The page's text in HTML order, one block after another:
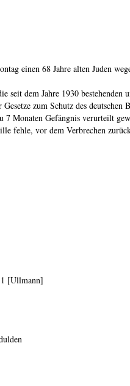
einen 68 Jahre alten Juden
dem Jahre 1930
zum Schutz des
Monaten Gefängnis verurteilt
vor dem Verbrechen
[Ullmann]